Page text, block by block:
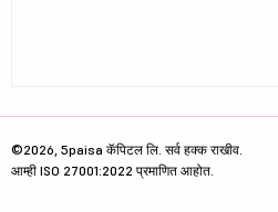
©2026, 5paisa कॅपिटल लि. सर्व हक्क राखीव.
आम्ही ISO 27001:2022 प्रमाणित आहोत.